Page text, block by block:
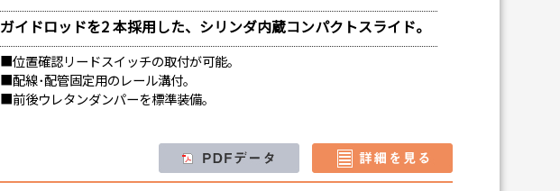
ガイドロッドを2 本採用した、シリンダ内蔵コンパクトスライド。
■位置確認リードスイッチの取付が可能。
■配線･配管固定用のレール溝付。
■前後ウレタンダンパーを標準装備。